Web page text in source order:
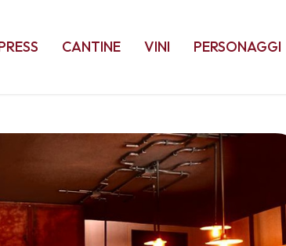
CANTINE VINI PERSONAGGI